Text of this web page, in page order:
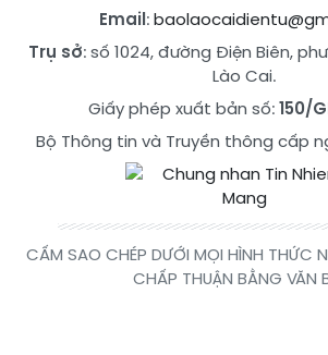
Email:
Trụ sở: số 1024, đường Điện Biên,
Lào Cai.
Giấy phép xuất bản số:150/
Bộ Thông tin và Truyền thông cấp
CẤM SAO CHÉP DƯỚI MỌI HÌNH THỨC
CHẤP THUẬN BẰNG VĂN